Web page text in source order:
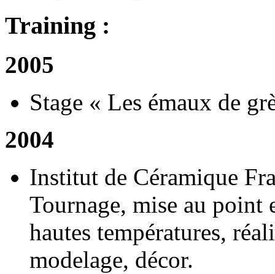
Training :
2005
Stage « Les émaux de
2004
Institut de Céramique
Tournage, mise au point
hautes températures,
modelage, décor.